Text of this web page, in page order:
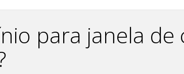
para janela